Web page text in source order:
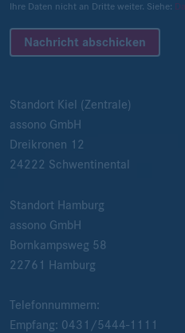
Ihre Daten nicht an Dritte weiter. Siehe:
Nachricht abschicken
Standort Kiel (Zentrale)
assono GmbH
Dreikronen 12
24222 Schwentinental
Standort Hamburg
assono GmbH
Bornkampsweg 58
22761 Hamburg
Telefonnummern:
Empfang: 0431/5444-1111